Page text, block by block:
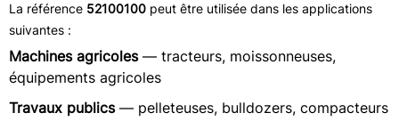
La référence 52100100 peut être utilisée dans les applications
suivantes :
Machines agricoles— tracteurs, moissonneuses,
équipements agricoles
Travaux publics— pelleteuses, bulldozers, compacteurs